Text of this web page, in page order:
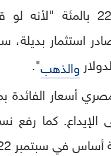
ادخارية بفائدة مرتفعة،
بديلة،
والذهب".
الإقراض، و16.25 بالمئة